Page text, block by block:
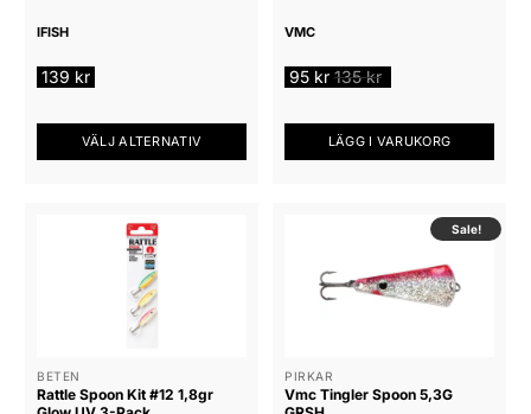
IFISH
139 kr
VÄLJ ALTERNATIV
alternativen
kan
VMC
95 kr 135kr
LÄGG I VARUKORG
BETEN
Rattle Spoon Kit #12 1,8gr
Sale!
PIRKAR
Vmc Tingler Spoon 5,3G